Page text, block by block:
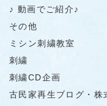
♪ 動画でご紹介♪
その他
ミシン刺繍教室
刺繍
刺繍CD企画
古民家再生ブログ・株